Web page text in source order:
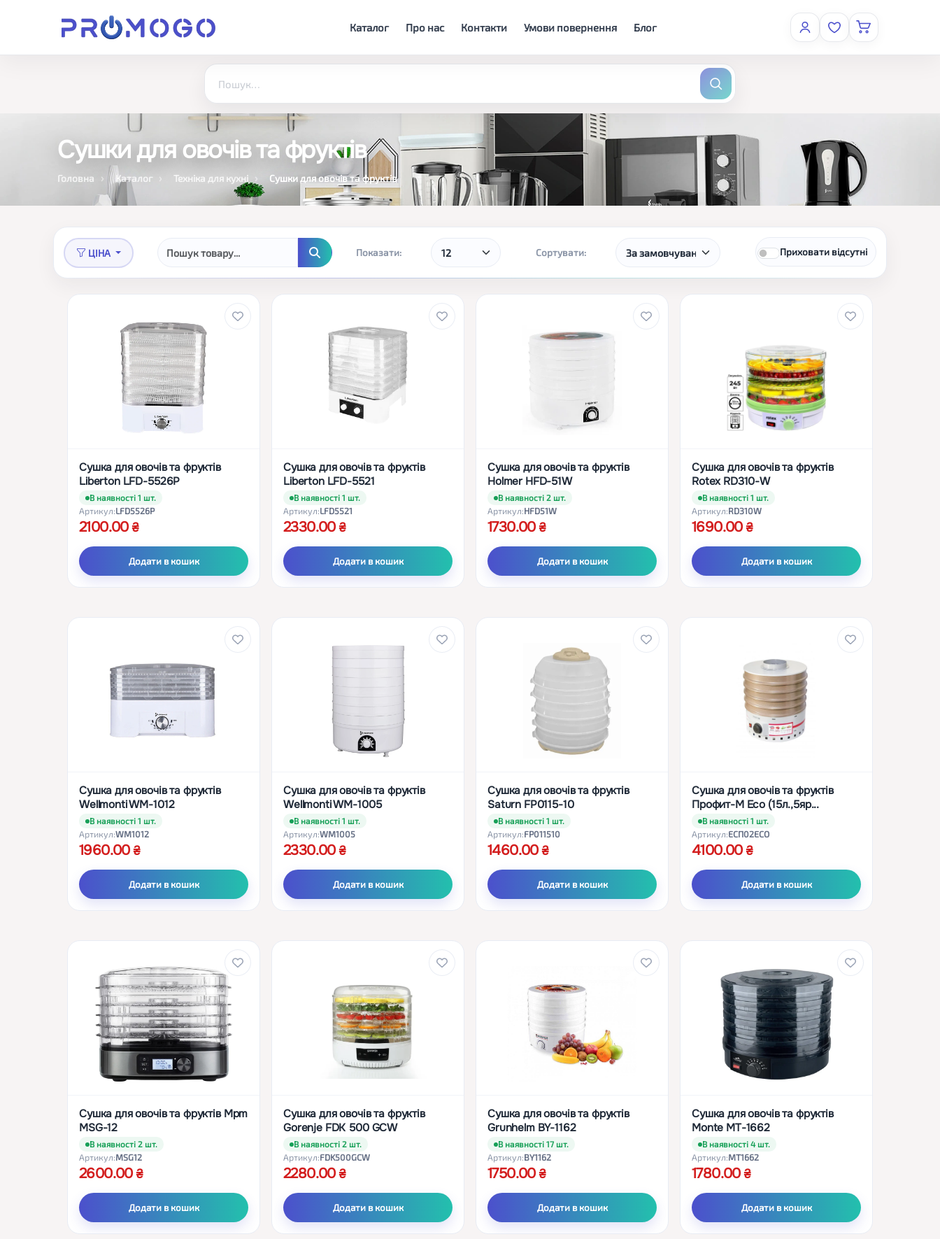
Каталог Про нас Контакти Умови повернення Блог
Сушки для овочів та фруктів
Головна Каталог Техніка для кухні Сушки для овочів та фруктів
ЦІНА Показати: Сортувати: Приховати відсутні
Сушка для овочів та фруктів
Liberton LFD-5526P
В наявності 1 шт.
Артикул:LFD5526P
2100.00
Додати в кошик
Сушка для овочів та фруктів
Liberton LFD-5521
В наявності 1 шт.
Артикул:LFD5521
2330.00
Додати в кошик
Сушка для овочів та фруктів
Holmer HFD-51W
В наявності 2 шт.
Артикул:HFD51W
1730.00
Додати в кошик
Сушка для овочів та фруктів
Rotex RD310-W
В наявності 1 шт.
Артикул:RD310W
1690.00
Додати в кошик
Сушка для овочів та фруктів
Wellmonti WM-1012
В наявності 1 шт.
Артикул:WM1012
1960.00
Додати в кошик
Сушка для овочів та фруктів
Wellmonti WM-1005
В наявності 1 шт.
Артикул:WM1005
2330.00
Додати в кошик
Сушка для овочів та фруктів
Saturn FP0115-10
В наявності 1 шт.
Артикул:FP011510
1460.00
Додати в кошик
Сушка для овочів та фруктів
Профит-М Eсо (15л.,5яр...
В наявності 1 шт.
Артикул:ЕСП02ECO
4100.00
Додати в кошик
Сушка для овочів та фруктів Mpm
MSG-12
В наявності 2 шт.
Артикул:MSG12
2600.00
Додати в кошик
Сушка для овочів та фруктів
Gorenje FDK 500 GCW
В наявності 2 шт.
Артикул:FDK500GCW
2280.00
Додати в кошик
Сушка для овочів та фруктів
Grunhelm BY-1162
В наявності 17 шт.
Артикул:BY1162
1750.00
Додати в кошик
Сушка для овочів та фруктів
Monte MT-1662
В наявності 4 шт.
Артикул:MT1662
1780.00
Додати в кошик